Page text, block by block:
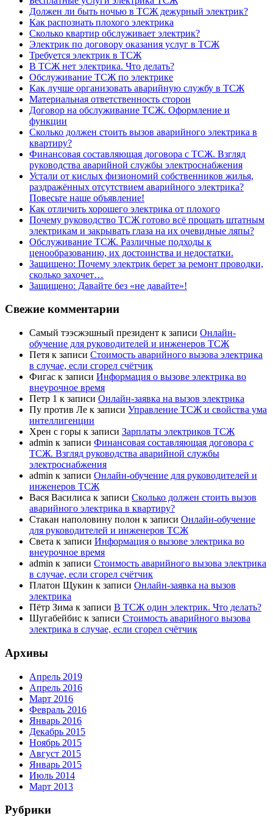
Должен ли быть ночью в ТСЖ дежурный электрик?
Как распознать плохого электрика
Сколько квартир обслуживает электрик?
Электрик по договору оказания услуг в ТСЖ
Требуется электрик в ТСЖ
В ТСЖ нет электрика. Что делать?
Обслуживание ТСЖ по электрике
Как лучше организовать аварийную службу в ТСЖ
Материальная ответственность сторон
Договор на обслуживание ТСЖ. Оформление и
функции
Сколько должен стоить вызов аварийного электрика в
квартиру?
Финансовая составляющая договора с ТСЖ. Взгляд
руководства аварийной службы электроснабжения
Устали от кислых физиономий собственников жилья,
раздражённых отсутствием аварийного электрика?
Повесьте наше объявление!
Как отличить хорошего электрика от плохого
Почему руководство ТСЖ готово всё прощать штатным
электрикам и закрывать глаза на их очевидные ляпы?
Обслуживание ТСЖ. Различные подходы к
ценообразованию, их достоинства и недостатки.
Защищено: Почему электрик берет за ремонт проводки,
сколько захочет…
Защищено: Давайте без «не давайте»!
Свежие комментарии
Самый тээсжэшный президент к записи Онлайн-
обучение для руководителей и инженеров ТСЖ
Петя к записи Стоимость аварийного вызова электрика
в случае, если сгорел счётчик
Фигас к записи Информация о вызове электрика во
внеурочное время
Петр 1 к записи Онлайн-заявка на вызов электрика
Пу против Ле к записи Управление ТСЖ и свойства ума
интеллигенции
Хрен с горы к записи Зарплаты электриков ТСЖ
admin к записи Финансовая составляющая договора с
ТСЖ. Взгляд руководства аварийной службы
электроснабжения
admin к записи Онлайн-обучение для руководителей и
инженеров ТСЖ
Вася Василиса к записи Сколько должен стоить вызов
аварийного электрика в квартиру?
Стакан наполовину полон к записи Онлайн-обучение
для руководителей и инженеров ТСЖ
Света к записи Информация о вызове электрика во
внеурочное время
admin к записи Стоимость аварийного вызова электрика
в случае, если сгорел счётчик
Платон Щукин к записи Онлайн-заявка на вызов
электрика
Пётр Зима к записи В ТСЖ один электрик. Что делать?
Шугабейбис к записи Стоимость аварийного вызова
электрика в случае, если сгорел счётчик
Архивы
Апрель 2019
Апрель 2016
Март 2016
Февраль 2016
Январь 2016
Декабрь 2015
Ноябрь 2015
Август 2015
Январь 2015
Июль 2014
Март 2013
Рубрики